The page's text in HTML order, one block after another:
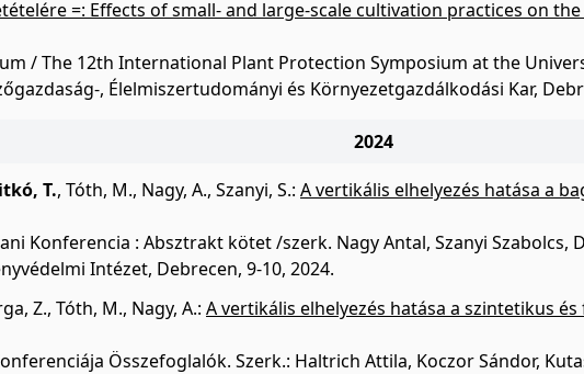
=: Effects of small- and large-scale cultivation practices on
/ The 12th International Plant Protection Symposium at the
, Élelmiszertudományi és Környezetgazdálkodási Kar,
2024
T., Tóth, M., Nagy, A., Szanyi, S.: A vertikális elhelyezés hatása a
Konferencia : Absztrakt kötet /szerk. Nagy Antal, Szanyi
Intézet, Debrecen, 9-10, 2024.
Z., Tóth, M., Nagy, A.: A vertikális elhelyezés hatása a szintetikus
Összefoglalók. Szerk.: Haltrich Attila, Koczor Sándor,